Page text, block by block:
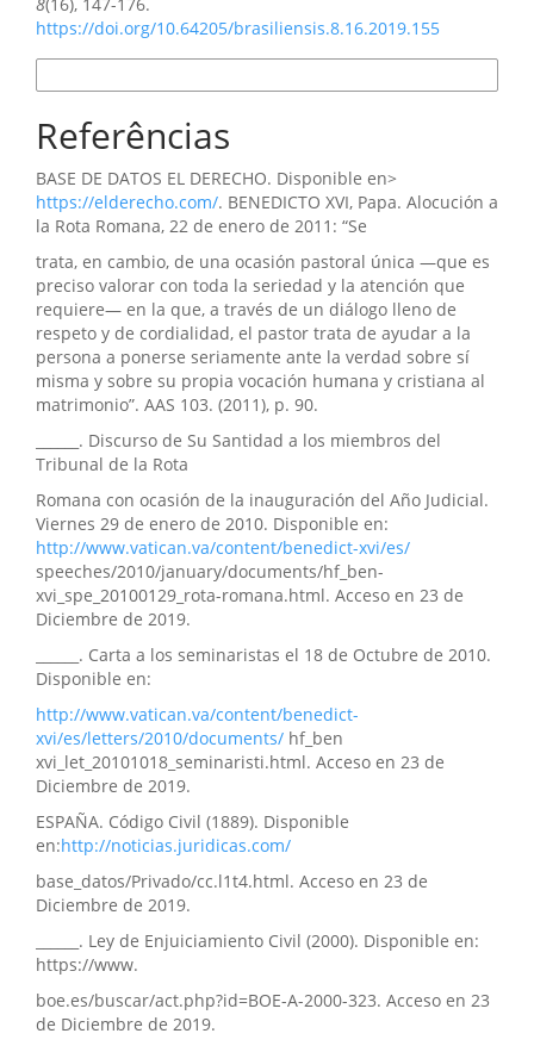
https://doi.org/10.64205/brasiliensis.8.16.2019.155
Referências
BASE DE DATOS EL DERECHO. Disponible en>
https://elderecho.com/. BENEDICTO XVI, Papa. Alocución a
la Rota Romana, 22 de enero de 2011: “Se
trata, en cambio, de una ocasión pastoral única —que es
preciso valorar con toda la seriedad y la atención que
requiere— en la que, a través de un diálogo lleno de
respeto y de cordialidad, el pastor trata de ayudar a la
persona a ponerse seriamente ante la verdad sobre sí
misma y sobre su propia vocación humana y cristiana al
matrimonio”. AAS 103. (2011), p. 90.
______. Discurso de Su Santidad a los miembros del
Tribunal de la Rota
Romana con ocasión de la inauguración del Año Judicial.
Viernes 29 de enero de 2010. Disponible en:
http://www.vatican.va/content/benedict-xvi/es/
speeches/2010/january/documents/hf_ben-
xvi_spe_20100129_rota-romana.html. Acceso en 23 de
Diciembre de 2019.
______. Carta a los seminaristas el 18 de Octubre de 2010.
Disponible en:
http://www.vatican.va/content/benedict-
xvi/es/letters/2010/documents/ hf_ben
xvi_let_20101018_seminaristi.html. Acceso en 23 de
Diciembre de 2019.
ESPAÑA. Código Civil (1889). Disponible
en:http://noticias.juridicas.com/
base_datos/Privado/cc.l1t4.html. Acceso en 23 de
Diciembre de 2019.
______. Ley de Enjuiciamiento Civil (2000). Disponible en:
https://www.
boe.es/buscar/act.php?id=BOE-A-2000-323. Acceso en 23
de Diciembre de 2019.